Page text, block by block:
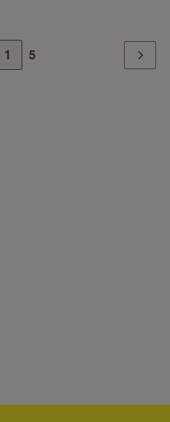
Zur Seite
1 Zur letzten Seite
5 Weiter